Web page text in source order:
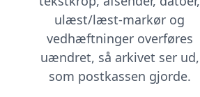
ulæst/læst-markør og
vedhæftninger overføres
uændret, så arkivet ser ud,
som postkassen gjorde.